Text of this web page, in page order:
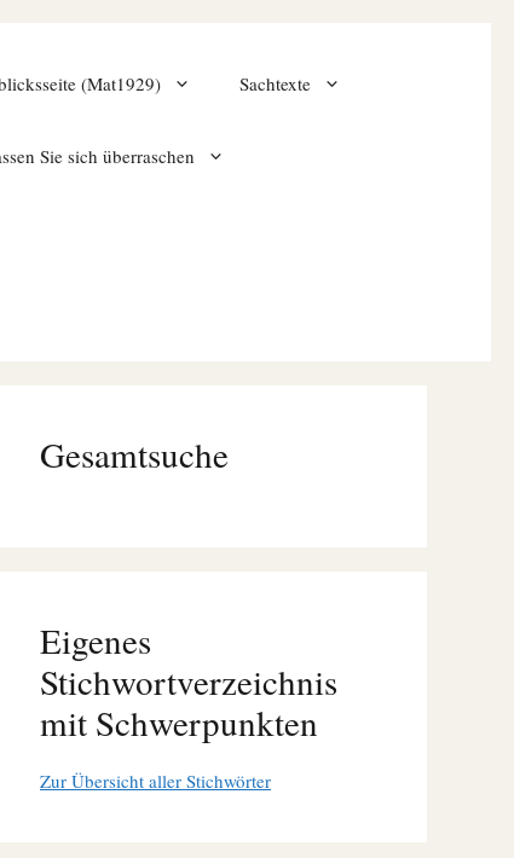
(Mat1929) Sachtexte
Sie sich überraschen
Gesamtsuche
Eigenes
Stichwortverzeichnis
mit Schwerpunkten
Zur Übersicht aller Stichwörter